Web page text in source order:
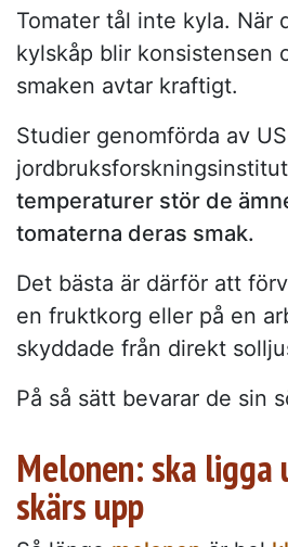
Tomater tål inte kyla. När
kylskåp blir konsistensen
smaken avtar kraftigt.
Studier genomförda av
temperaturer stör de
tomaterna deras smak.
Det bästa är därför att
en fruktkorg eller på en
skyddade från direkt
På så sätt bevarar de sin
Melonen: ska ligga
skärs upp